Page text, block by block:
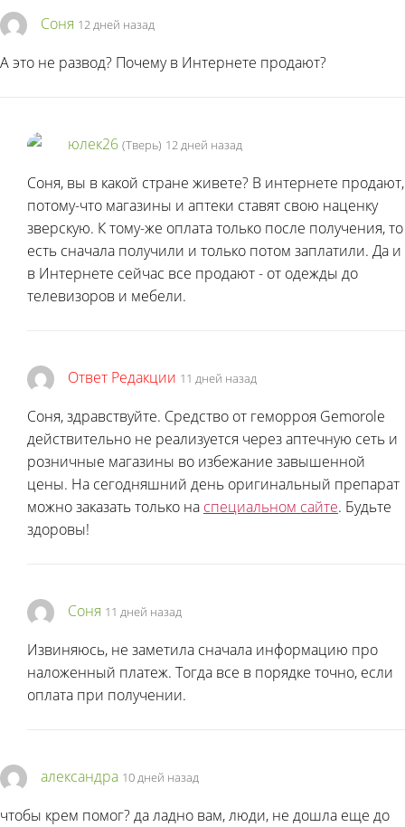
Соня 12 дней назад
А это не развод? Почему в Интернете продают?
юлек26 (Тверь) 12 дней назад
Соня, вы в какой стране живете? В интернете продают,
потому-что магазины и аптеки ставят свою наценку
зверскую. К тому-же оплата только после получения, то
есть сначала получили и только потом заплатили. Да и
в Интернете сейчас все продают - от одежды до
телевизоров и мебели.
Ответ Редакции 11 дней назад
Соня, здравствуйте. Средство от геморроя Gemorole
действительно не реализуется через аптечную сеть и
розничные магазины во избежание завышенной
цены. На сегодняшний день оригинальный препарат
можно заказать только на специальном сайте. Будьте
здоровы!
Соня 11 дней назад
Извиняюсь, не заметила сначала информацию про
наложенный платеж. Тогда все в порядке точно, если
оплата при получении.
александра 10 дней назад
чтобы крем помог? да ладно вам, люди, не дошла еще до